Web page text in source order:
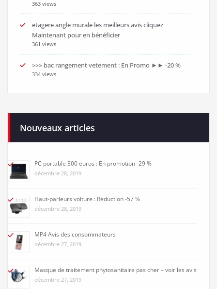
363 views
etagere angle murale les meilleurs avis cliquez
Maintenant pour en bénéficier
361 views
>>> bac rangement vetement : En Promo ►► -20 %
334 views
Nouveaux articles
PC portable 300 euros : En promotion -29 %
décembre 28, 2019
Haut-parleurs voiture : Réduction -57 %
décembre 28, 2019
MP4 Avis des consommateurs
décembre 27, 2019
Masque de traitement phytosanitaire pas cher – voir les avis
décembre 27, 2019